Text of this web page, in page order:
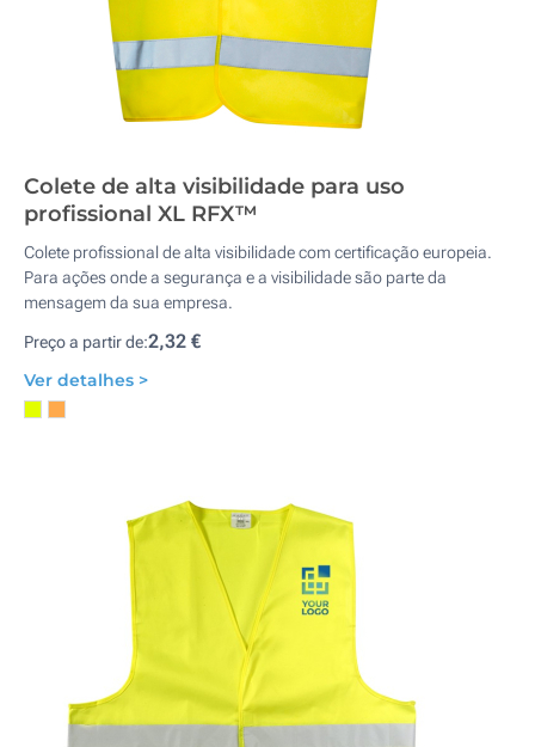
Colete de alta visibilidade para uso
profissional XL RFX™
Colete profissional de alta visibilidade com certificação europeia.
Para ações onde a segurança e a visibilidade são parte da
mensagem da sua empresa.
Preço a partir de:2,32 €
Ver detalhes >